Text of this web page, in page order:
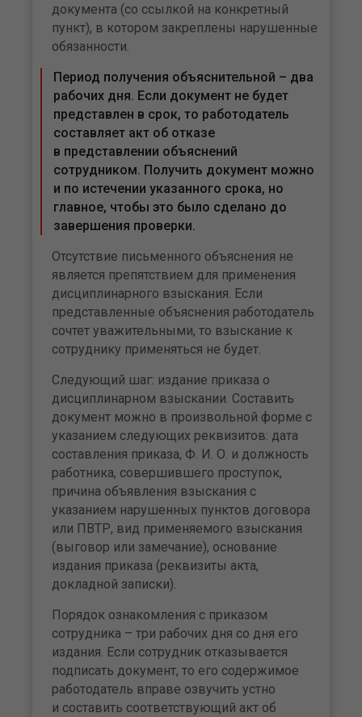
документа (со ссылкой на конкретный
пункт), в котором закреплены нарушенные
обязанности.
Период получения объяснительной – два
рабочих дня. Если документ не будет
представлен в срок, то работодатель
составляет акт об отказе
в представлении объяснений
сотрудником. Получить документ можно
и по истечении указанного срока, но
главное, чтобы это было сделано до
завершения проверки.
Отсутствие письменного объяснения не
является препятствием для применения
дисциплинарного взыскания. Если
представленные объяснения работодатель
сочтет уважительными, то взыскание к
сотруднику применяться не будет.
Следующий шаг: издание приказа о
дисциплинарном взыскании. Составить
документ можно в произвольной форме с
указанием следующих реквизитов: дата
составления приказа, Ф. И. О. и должность
работника, совершившего проступок,
причина объявления взыскания с
указанием нарушенных пунктов договора
или ПВТР, вид применяемого взыскания
(выговор или замечание), основание
издания приказа (реквизиты акта,
докладной записки).
Порядок ознакомления с приказом
сотрудника – три рабочих дня со дня его
издания. Если сотрудник отказывается
подписать документ, то его содержимое
работодатель вправе озвучить устно
и составить соответствующий акт об